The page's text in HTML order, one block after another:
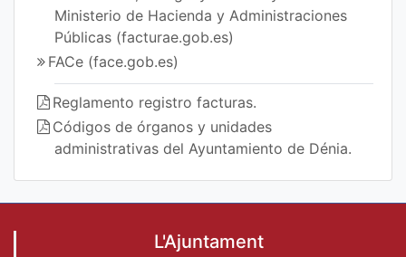
Ministerio de Hacienda y Administraciones
Públicas (facturae.gob.es)
FACe (face.gob.es)
Reglamento registro facturas.
Códigos de órganos y unidades
administrativas del Ayuntamiento de Dénia.
L'Ajuntament